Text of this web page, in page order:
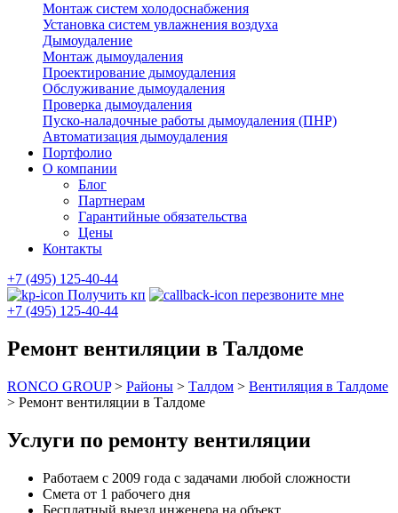
Монтаж систем холодоснабжения
Установка систем увлажнения воздуха
Дымоудаление
Монтаж дымоудаления
Проектирование дымоудаления
Обслуживание дымоудаления
Проверка дымоудаления
Пуско-наладочные работы дымоудаления (ПНР)
Автоматизация дымоудаления
Портфолио
О компании
Блог
Партнерам
Гарантийные обязательства
Цены
Контакты
+7 (495) 125-40-44
Получить кп
перезвоните мне
+7 (495) 125-40-44
Ремонт вентиляции в Талдоме
RONCO GROUP> Районы > Талдом > Вентиляция в Талдоме
> Ремонт вентиляции в Талдоме
Услуги по ремонту вентиляции
Работаем с 2009 года с задачами любой сложности
Смета от 1 рабочего дня
Бесплатный выезд инженера на объект